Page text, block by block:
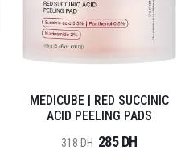
MEDICUBE | RED SUCCINIC
ACID PEELING PADS
318 DH 285 DH